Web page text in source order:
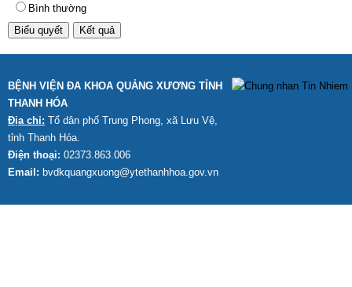
Bình thường
BỆNH VIỆN ĐA KHOA QUẢNG XƯƠNG TỈNH
THANH HÓA
Địa chỉ: Tổ dân phố Trung Phong, xã Lưu Vệ,
tỉnh Thanh Hóa.
Điện thoại: 02373.863.006
Email: bvdkquangxuong@ytethanhhoa.gov.vn